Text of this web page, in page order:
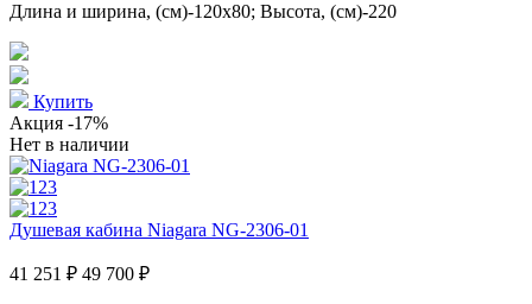
Длина и ширина, (см)-120x80; Высота, (см)-220
Купить
Акция -17%
Нет в наличии
Душевая кабина Niagara NG-2306-01
41 251 ₽ 49 700 ₽